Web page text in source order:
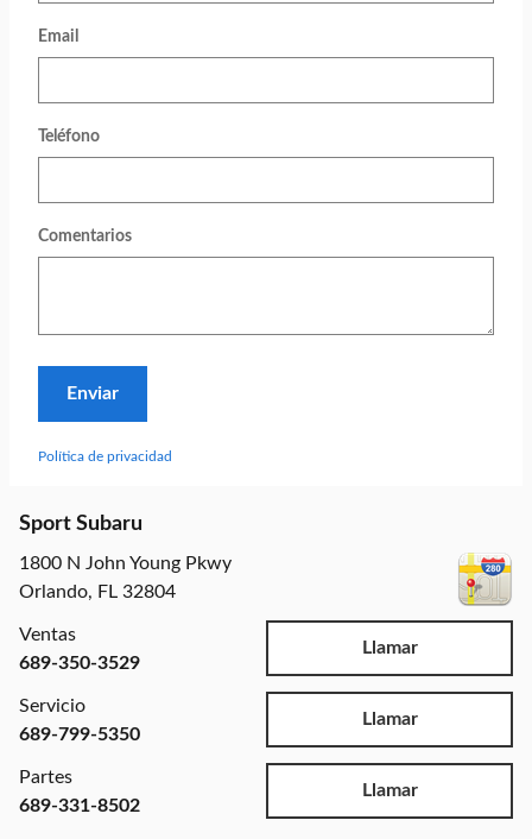
Email
Teléfono
Comentarios
Enviar
Política de privacidad
Sport Subaru
1800 N John Young Pkwy
Orlando, FL 32804
Llamar
Ventas
689-350-3529
Llamar
Servicio
689-799-5350
Llamar
Partes
689-331-8502